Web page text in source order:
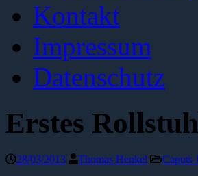
Kontakt
Impressum
Datenschutz
Erstes
28/03/2013 Thomas Henkel Caputs